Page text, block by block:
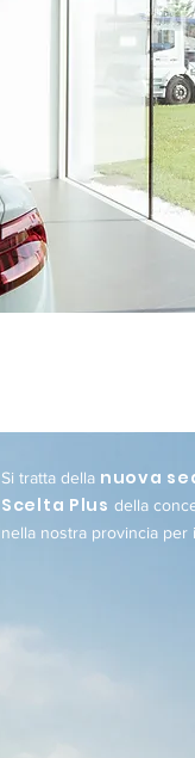
Si tratta della nuova
Scelta Plus della
nella nostra provincia per